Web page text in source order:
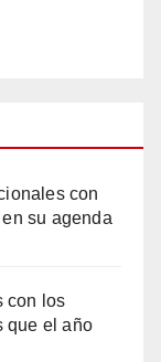
con
su agenda
con los
que el año